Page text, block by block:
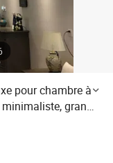
pour chambre à
grands